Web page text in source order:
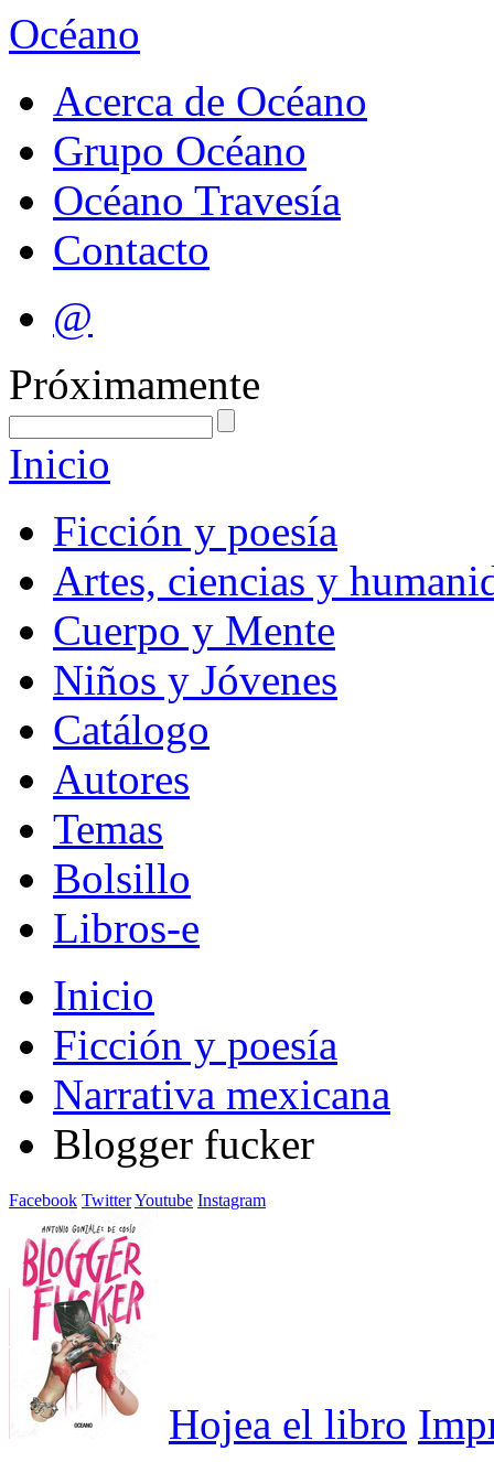
Océano
Acerca de Océano
Grupo Océano
Océano Travesía
Contacto
@
Próximamente
Inicio
Ficción y poesía
Artes, ciencias y
Cuerpo y Mente
Niños y Jóvenes
Catálogo
Autores
Temas
Bolsillo
Libros-e
Inicio
Ficción y poesía
Narrativa mexicana
Blogger fucker
Facebook TwitterYoutube Instagram
Hojea el libro